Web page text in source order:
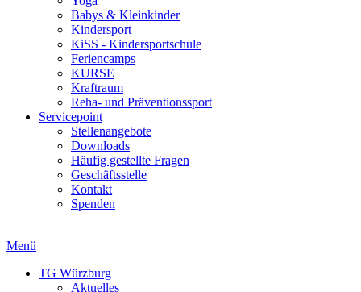
Babys & Kleinkinder
Kindersport
KiSS - Kindersportschule
Feriencamps
KURSE
Kraftraum
Reha- und Präventionssport
Servicepoint
Stellenangebote
Downloads
Häufig gestellte Fragen
Geschäftsstelle
Kontakt
Spenden
Menü
TG Würzburg
Aktuelles